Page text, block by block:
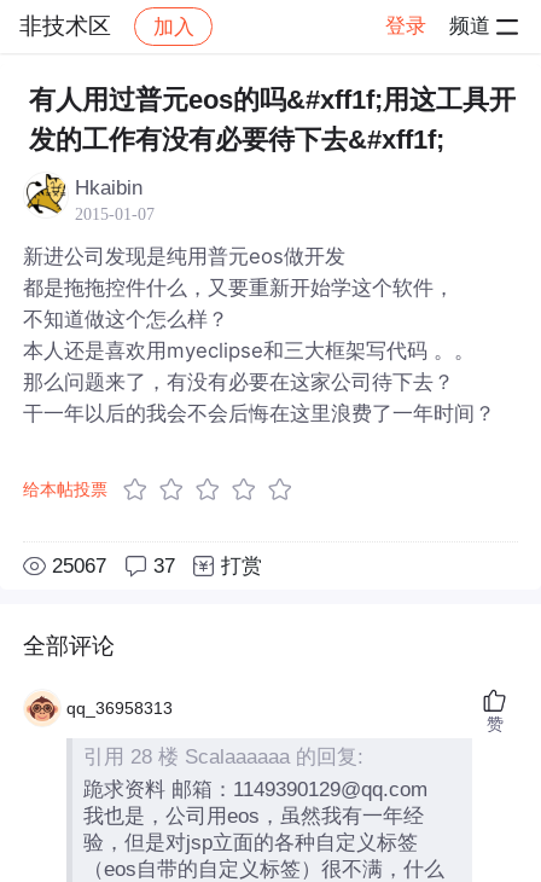
非技术区 加入 登录 频道
社区 非技术区 帖子详情
有人用过普元eos的吗&#xff1f;用这工具开
发的工作有没有必要待下去&#xff1f;
Hkaibin
2015-01-07
新进公司发现是纯用普元eos做开发
都是拖拖控件什么，又要重新开始学这个软件，
不知道做这个怎么样？
本人还是喜欢用myeclipse和三大框架写代码 。。
那么问题来了，有没有必要在这家公司待下去？
干一年以后的我会不会后悔在这里浪费了一年时间？
给本帖投票
25067 37 打赏
全部评论
qq_36958313
引用 28 楼 Scalaaaaaa 的回复:
跪求资料 邮箱：1149390129@qq.com
我也是，公司用eos，虽然我有一年经
验，但是对jsp立面的各种自定义标签
（eos自带的自定义标签）很不满，什么
赞